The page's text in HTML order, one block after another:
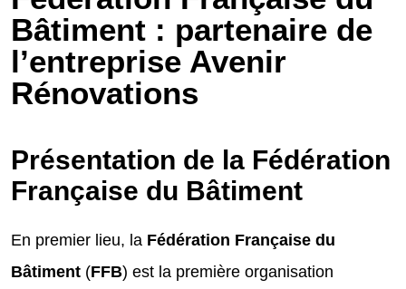
Bâtiment : partenaire de
l’entreprise Avenir
Rénovations
Présentation de la Fédération
Française du Bâtiment
En premier lieu, la Fédération Française du
Bâtiment (FFB) est la première organisation